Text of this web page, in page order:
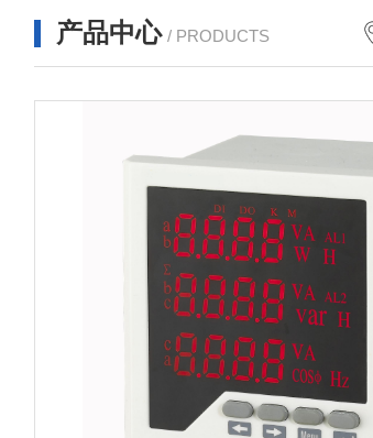
产品中心 / PRODUCTS